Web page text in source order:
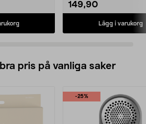
149,90
Lägg i varukorg
pris på vanliga saker
-25%